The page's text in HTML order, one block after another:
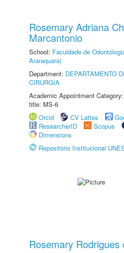
Rosemary Adriana
Marcantonio
School: Faculdade de
Araraquara)
Department: DEPARTAMENTO
CIRURGIA
Academic Appointment
title: MS-6
Orcid
CV Lattes
ResearcherID
Scopus
Dimensions
Repositório Institucional
Rosemary Rodrigues